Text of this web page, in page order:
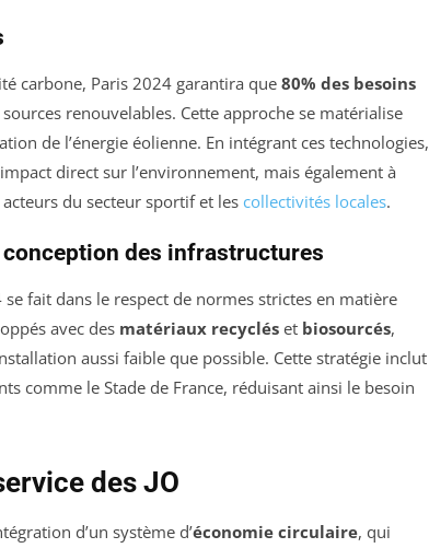
carbone, Paris 2024 garantira que 80% des besoins
renouvelables. Cette approche se matérialise
de l’énergie éolienne. En intégrant ces technologies,
direct sur l’environnement, mais également à
du secteur sportif et les collectivités locales.
des infrastructures
fait dans le respect de normes strictes en matière
avec des matériaux recyclés et biosourcés,
aussi faible que possible. Cette stratégie inclut
comme le Stade de France, réduisant ainsi le besoin
des JO
d’un système d’économie circulaire, qui